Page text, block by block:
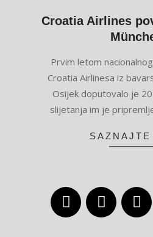
Croatia Airlines
Prvim letom
Croatia Airlinesa iz
Osijek doputovalo je
slijetanja im je
SAZNAJTE